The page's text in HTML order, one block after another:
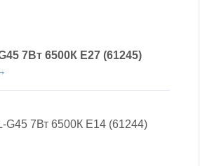
7Вт 6500К Е27 (61245)